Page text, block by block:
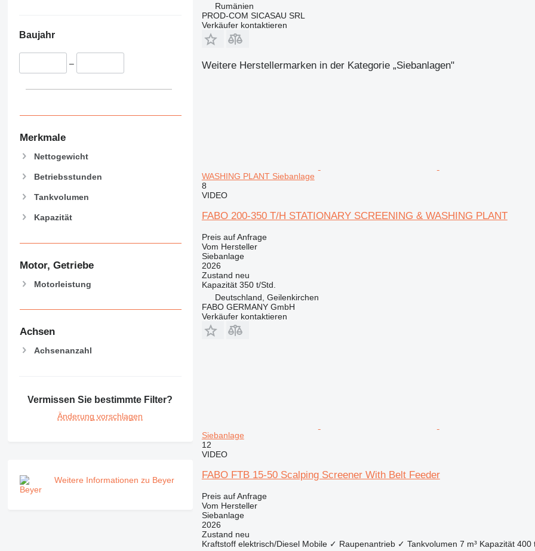
Baujahr
–
Merkmale
Nettogewicht
Betriebsstunden
Tankvolumen
Kapazität
Motor, Getriebe
Motorleistung
Achsen
Achsenanzahl
Vermissen Sie bestimmte Filter?
Änderung vorschlagen
Weitere Informationen zu Beyer
Rumänien
PROD-COM SICASAU SRL
Verkäufer kontaktieren
Weitere Herstellermarken in der Kategorie „Siebanlagen‎"
WASHING PLANT Siebanlage
8
VIDEO
FABO 200-350 T/H STATIONARY SCREENING & WASHING PLANT
Preis auf Anfrage
Vom Hersteller
Siebanlage
2026
Zustand neu
Kapazität 350 t/Std.
Deutschland, Geilenkirchen
FABO GERMANY GmbH
Verkäufer kontaktieren
Siebanlage
12
VIDEO
FABO FTB 15-50 Scalping Screener With Belt Feeder
Preis auf Anfrage
Vom Hersteller
Siebanlage
2026
Zustand neu
Kraftstoff elektrisch/Diesel Mobile ✓ Raupenantrieb ✓ Tankvolumen 7 m³ Kapazität 400